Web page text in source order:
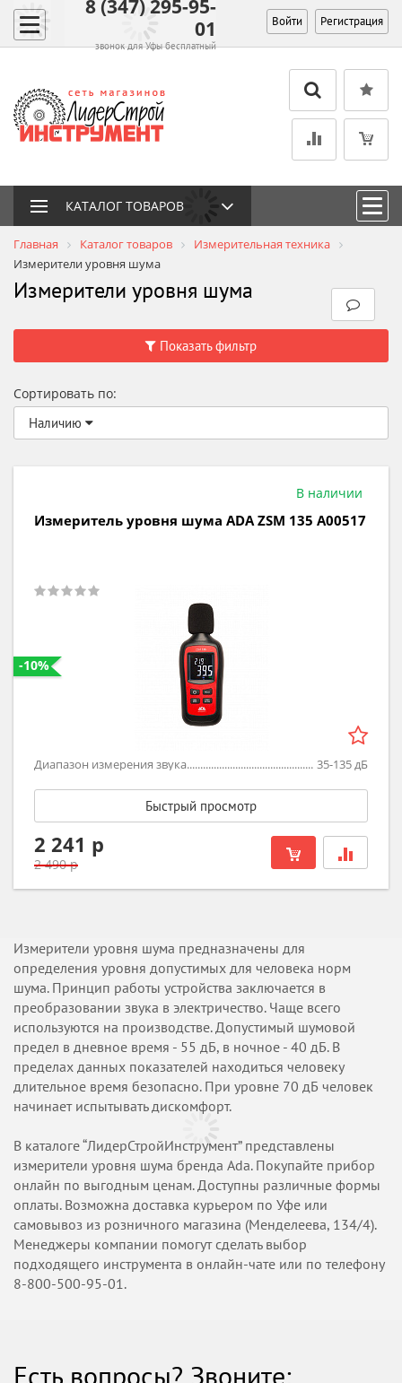
8 (347) 295-95-
01
звонок для Уфы бесплатный
Войти Регистрация
КАТАЛОГ ТОВАРОВ
Главная Каталог товаров
Измерительная техника
Измерители уровня шума
Измерители уровня шума
Показать фильтр
Сортировать по:
Наличию
В наличии
Измеритель уровня шума ADA ZSM 135 А00517
-10%
Диапазон измерения звука 35-135дБ
Быстрый просмотр
2 241 р
2 490 р
Измерители уровня шума предназначены для
определения уровня допустимых для человека норм
шума. Принцип работы устройства заключается в
преобразовании звука в электричество. Чаще всего
используются на производстве. Допустимый шумовой
предел в дневное время - 55 дБ, в ночное - 40 дБ. В
пределах данных показателей находиться человеку
длительное время безопасно. При уровне 70 дБ человек
начинает испытывать дискомфорт.
В каталоге “ЛидерСтройИнструмент” представлены
измерители уровня шума бренда Ada. Покупайте прибор
онлайн по выгодным ценам. Доступны различные формы
оплаты. Возможна доставка курьером по Уфе или
самовывоз из розничного магазина (Менделеева, 134/4).
Менеджеры компании помогут сделать выбор
подходящего инструмента в онлайн-чате или по телефону
8-800-500-95-01.
Есть вопросы? Звоните: